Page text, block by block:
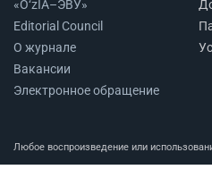
«O‘zIA–ЭВУ»
Editorial Council
О журнале
Вакансии
Электронное обращение
Любое воспроизведение или